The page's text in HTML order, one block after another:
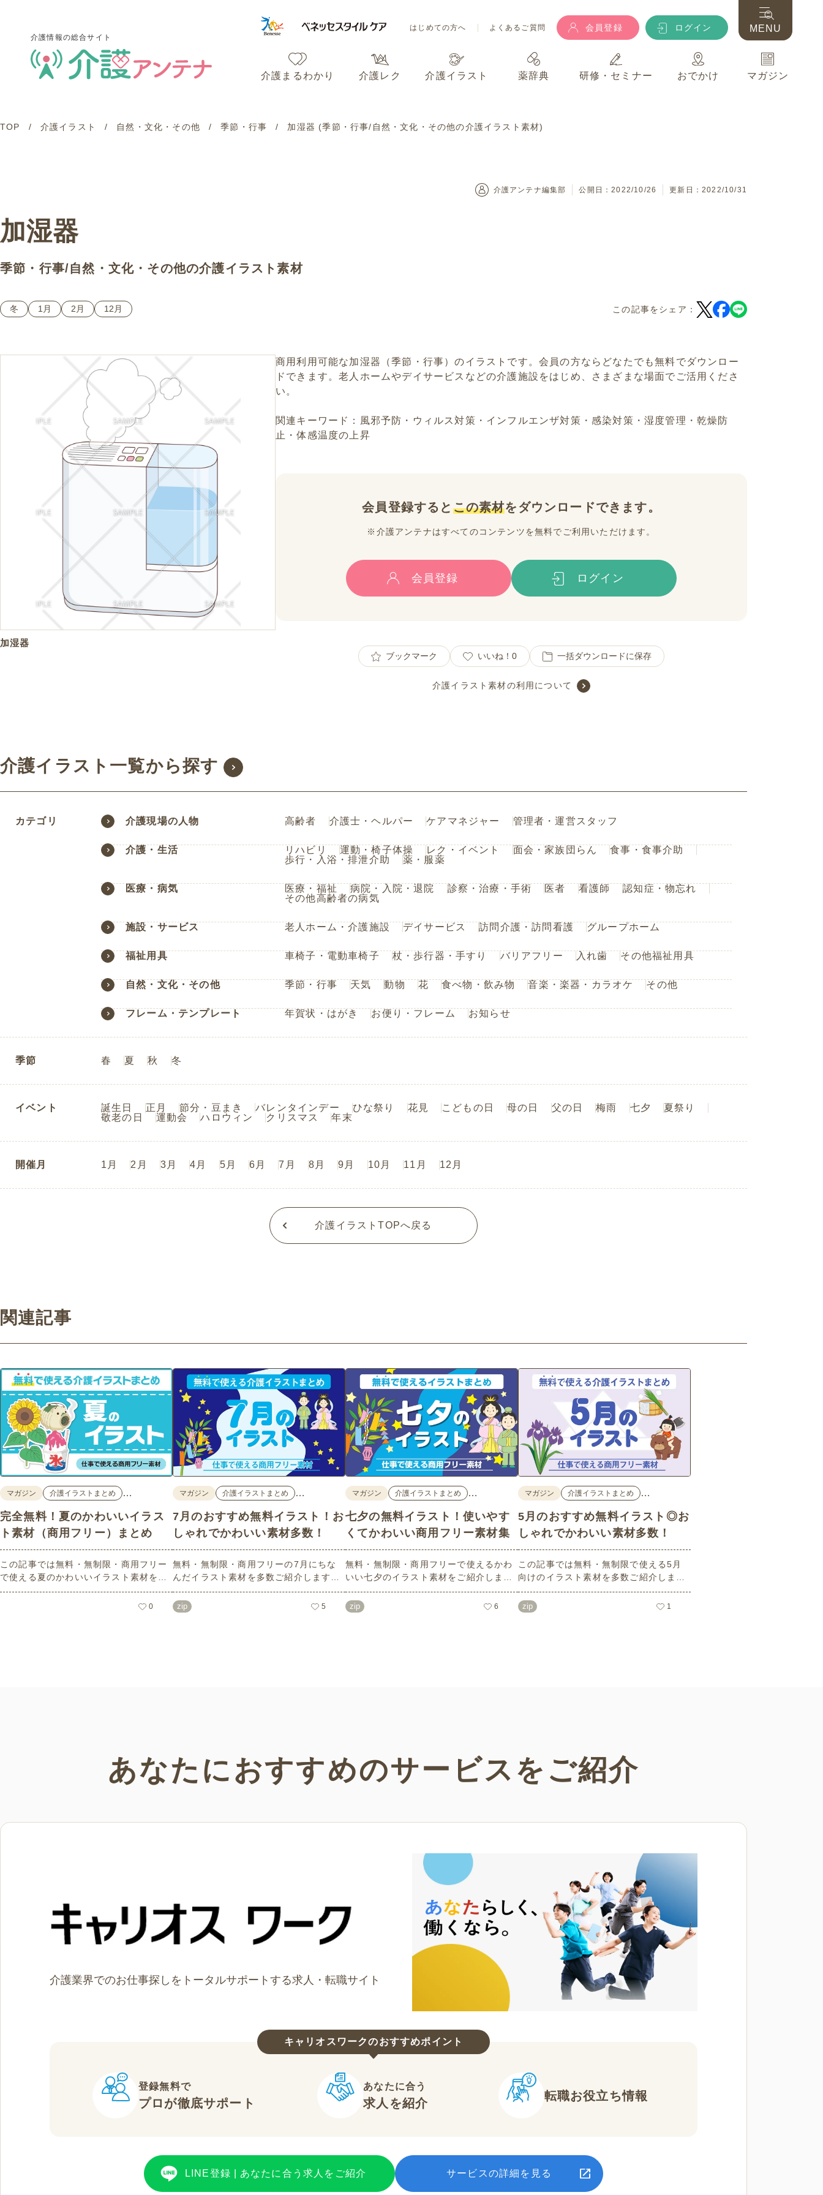
介護情報の総合サイト
はじめての方へ よくあるご質問 会員登録 ログイン
介護まるわかり 介護レク 介護イラスト 薬辞典 研修・セミナー おでかけ マガジン
MENU
介護情報の総合サイト
TOP 介護イラスト 自然・文化・その他 季節・行事 加湿器 (季節・行事/自然・文化・その他の介護イラスト素材)
介護アンテナ編集部 公開日：2022/10/26 更新日：2022/10/31
加湿器
季節・行事/自然・文化・その他の介護イラスト素材
冬 1月 2月 12月 この記事をシェア：
加湿器
商用利用可能な加湿器（季節・行事）のイラストです。会員の方ならどなたでも無料でダウンロー
ドできます。老人ホームやデイサービスなどの介護施設をはじめ、さまざまな場面でご活用くださ
い。
関連キーワード：風邪予防・ウィルス対策・インフルエンザ対策・感染対策・湿度管理・乾燥防
止・体感温度の上昇
会員登録すると この素材をダウンロードできます。
※介護アンテナはすべてのコンテンツを無料でご利用いただけます。
会員登録 ログイン
ブックマーク いいね！ 0 一括ダウンロードに保存
介護イラスト素材の利用について
介護イラスト一覧から探す
カテゴリ 介護現場の人物 高齢者 介護士・ヘルパー ケアマネジャー 管理者・運営スタッフ
介護・生活 リハビリ 運動・椅子体操 レク・イベント 面会・家族団らん
食事・食事介助
歩行・入浴・排泄介助
薬・服薬
医療・病気 医療・福祉 病院・入院・退院 診察・治療・手術 医者 看護師
認知症・物忘れ
その他高齢者の病気
施設・サービス 老人ホーム・介護施設 デイサービス 訪問介護・訪問看護 グループホーム
福祉用具 車椅子・電動車椅子 杖・歩行器・手すり バリアフリー 入れ歯 その他福祉用具
自然・文化・その他 季節・行事 天気 動物 花 食べ物・飲み物 音楽・楽器・カラオケ その他
フレーム・テンプレート 年賀状・はがき お便り・フレーム お知らせ
季節 春 夏 秋 冬
イベント 誕生日 正月 節分・豆まき バレンタインデー ひな祭り 花見 こどもの日 母の日 父の日 梅雨 七夕
夏祭り
敬老の日
運動会 ハロウィン クリスマス 年末
開催月 1月 2月 3月 4月 5月 6月 7月 8月 9月 10月 11月 12月
介護イラストTOPへ戻る
関連記事
マガジン 介護イラストまとめ …
完全無料！夏のかわいいイラス
ト素材（商用フリー）まとめ
この記事では無料・無制限・商用フリー
で使える夏のかわいいイラスト素材を多
数ご紹介いたします。夏の花であるひま
わりや朝顔、夏祭り、花火、七夕など夏
0
マガジン 介護イラストまとめ …
7月のおすすめ無料イラスト！お
しゃれでかわいい素材多数！
無料・無制限・商用フリーの7月にちな
んだイラスト素材を多数ご紹介します。
どれも印刷に適した解像度で、点数制限
なしで自由に使える素材ばかり♪どなたで
もご利用いただけます！ぜひご活用くだ
zip 5
マガジン 介護イラストまとめ …
七夕の無料イラスト！使いやす
くてかわいい商用フリー素材集
無料・無制限・商用フリーで使えるかわ
いい七夕のイラスト素材をご紹介しま
す。短冊の印刷用テンプレート、飾り文
字、使いやすいフレーム素材など多種多
様なイラストをご用意。学校や会社、老
zip 6
マガジン 介護イラストまとめ …
5月のおすすめ無料イラスト◎お
しゃれでかわいい素材多数！
この記事では無料・無制限で使える5月
向けのイラスト素材を多数ご紹介しま
す。商用フリーの可愛くておしゃれなイ
ラスト素材が多数！こどもの日（端午の
節句）や母の日などの5月ならではのイ
zip 1
あなたにおすすめのサービスをご紹介
介護業界でのお仕事探しをトータルサポートする求人・転職サイト
キャリオスワークのおすすめポイント
登録無料で
プロが徹底サポート
あなたに合う
求人を紹介
転職お役立ち情報
LINE登録 あなたに合う求人をご紹介 サービスの詳細を見る